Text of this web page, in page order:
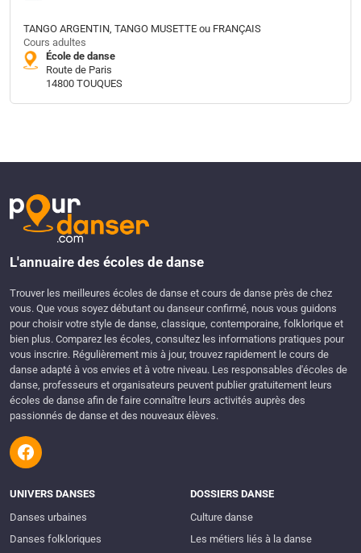
TANGO ARGENTIN, TANGO MUSETTE ou FRANÇAIS
Cours adultes
École de danse
Route de Paris
14800 TOUQUES
L'annuaire des écoles de danse
Trouver les meilleures écoles de danse et cours de danse près de chez
vous. Que vous soyez débutant ou danseur confirmé, nous vous guidons
pour choisir votre style de danse, classique, contemporaine, folklorique et
bien plus. Comparez les écoles, consultez les informations pratiques pour
vous inscrire. Régulièrement mis à jour, trouvez rapidement le cours de
danse adapté à vos envies et à votre niveau. Les responsables d'écoles de
danse, professeurs et organisateurs peuvent publier gratuitement leurs
écoles de danse afin de faire connaître leurs activités auprès des
passionnés de danse et des nouveaux élèves.
UNIVERS DANSES
Danses urbaines
Danses folkloriques
DOSSIERS DANSE
Culture danse
Les métiers liés à la danse